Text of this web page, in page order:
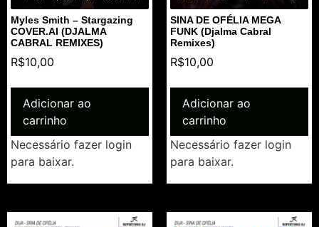
Myles Smith – Stargazing
COVER.AI (DJALMA
CABRAL REMIXES)
R$10,00
Adicionar ao
carrinho
Necessário fazer login
para baixar.
SINA DE OFÉLIA MEGA
FUNK (Djalma Cabral
Remixes)
R$10,00
Adicionar ao
carrinho
Necessário fazer login
para baixar.